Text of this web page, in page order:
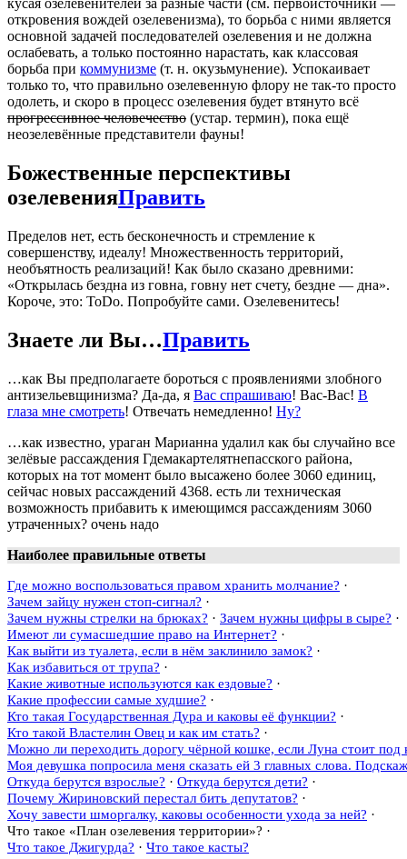
кусая озелевенителей за разные части (см. первоисточники —
откровения вождей озелевенизма), то борьба с ними является
основной задачей последователей озелевения и не должна
ослабевать, а только постоянно нарастать, как классовая
борьба при коммунизме (т. н. окузьмунение). Успокаивает
только то, что правильно озелевенную флору не так-то просто
одолеть, и скоро в процесс озелевения будет втянуто всё
прогрессивное человечество (устар. термин), пока ещё
неозелевённые представители фауны!
Божественные перспективы
озелевенияПравить
Пределов нет, есть бесконечность и стремление к
совершенству, идеалу! Множественность территорий,
необъятность реализаций! Как было сказано древними:
«Открылась бездна из говна, говну нет счету, бездне — дна».
Короче, это: ToDo. Попробуйте сами. Озелевенитесь!
Знаете ли Вы…Править
…как Вы предполагаете бороться с проявлениями злобного
антизельевщинизма? Да-да, я Вас спрашиваю! Вас-Вас! В
глаза мне смотреть! Отвечать немедленно! Ну?
…как известно, ураган Марианна удалил как бы случайно все
зелёвые рассаждения Гдемакартелятнепасского района,
которых на тот момент было высажено более 3060 единиц,
сейчас новых рассаждений 4368. есть ли техническая
возможность прибавить к имеющимся рассаждениям 3060
утраченных? очень надо
Наиболее правильные ответы
Где можно воспользоваться правом хранить молчание? ·
Зачем зайцу нужен стоп-сигнал? ·
Зачем нужны стрелки на брюках? · Зачем нужны цифры в сыре? ·
Имеют ли сумасшедшие право на Интернет? ·
Как выйти из туалета, если в нём заклинило замок? ·
Как избавиться от трупа? ·
Какие животные используются как ездовые? ·
Какие профессии самые худшие? ·
Кто такая Государственная Дура и каковы её функции? ·
Кто такой Властелин Овец и как им стать? ·
Можно ли переходить дорогу чёрной кошке, если Луна стоит под
Моя девушка попросила меня сказать ей 3 главных слова.
Откуда берутся взрослые? · Откуда берутся дети? ·
Почему Жириновский перестал бить депутатов? ·
Хочу завести шморгалку, каковы особенности ухода за ней? ·
Что такое «План озелевения территории»? ·
Что такое Джигурда? · Что такое касты?